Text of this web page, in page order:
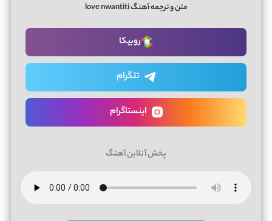
متن و ترجمه آهنگ love nwantiti
روبیکا
تلگرام
اینستاگرام
پخش آنلاین آهنگ